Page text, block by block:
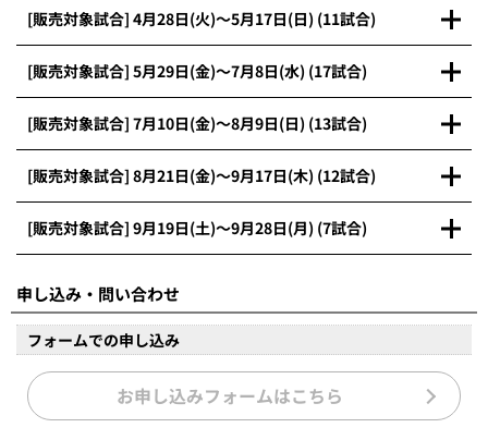
[販売対象試合] 4月28日(火)～5月17日(日) (11試合)
[販売対象試合] 5月29日(金)～7月8日(水) (17試合)
[販売対象試合] 7月10日(金)～8月9日(日) (13試合)
[販売対象試合] 8月21日(金)～9月17日(木) (12試合)
[販売対象試合] 9月19日(土)～9月28日(月) (7試合)
申し込み・問い合わせ
フォームでの申し込み
お申し込みフォームはこちら